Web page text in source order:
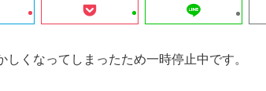
くなってしまったため一時停止中です。